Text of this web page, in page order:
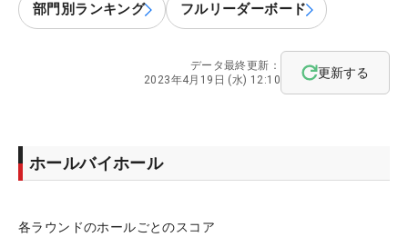
部門別ランキング フルリーダーボード
データ最終更新：
2023年4月19日 (水) 12:10
更新する
ホールバイホール
各ラウンドのホールごとのスコア